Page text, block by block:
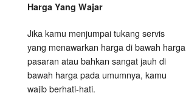
Harga Yang Wajar
Jika kamu menjumpai tukang servis
yang menawarkan harga di bawah harga
pasaran atau bahkan sangat jauh di
bawah harga pada umumnya, kamu
wajib berhati-hati.